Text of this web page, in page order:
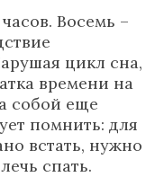
Восемь –
цикл сна,
времени на
собой еще
помнить: для
встать, нужно
спать.